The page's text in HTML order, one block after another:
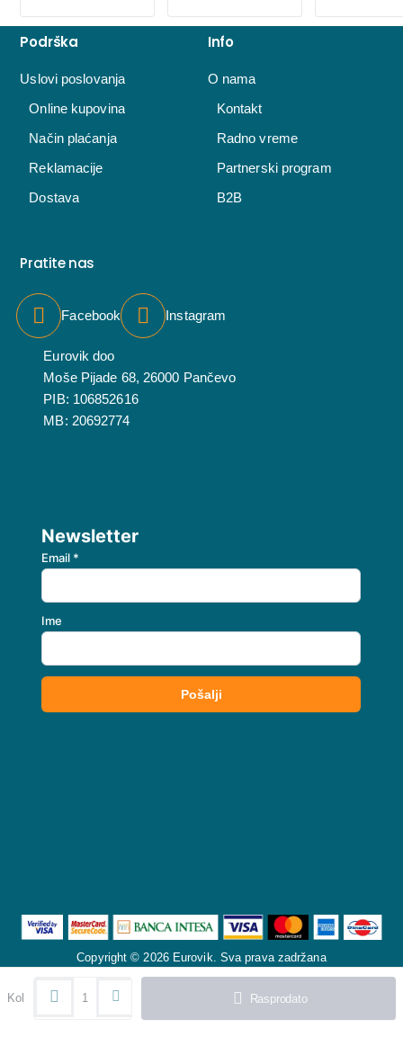
Kol Rasprodato
Podrška
Uslovi poslovanja
Online kupovina
Način plaćanja
Reklamacije
Dostava
Info
O nama
Kontakt
Radno vreme
Partnerski program
B2B
Pratite nas
Facebook Instagram
Eurovik doo
Moše Pijade 68, 26000 Pančevo
PIB: 106852616
MB: 20692774
Copyright © 2026 Eurovik. Sva prava zadržana